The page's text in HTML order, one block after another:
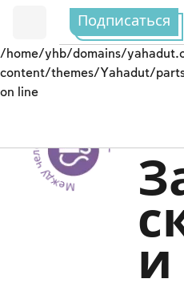
Подписаться
/home/yhb/domains/
content/themes/Yahadut/
on line
Между человеком и Творцом --
и